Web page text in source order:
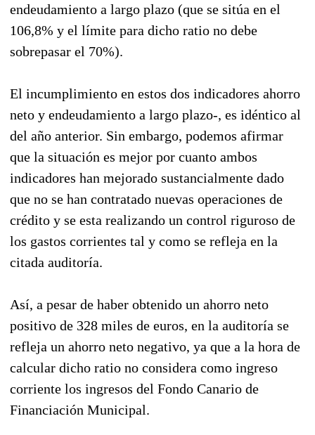
endeudamiento a largo plazo (que se sitúa en el
106,8% y el límite para dicho ratio no debe
sobrepasar el 70%).
El incumplimiento en estos dos indicadores ahorro
neto y endeudamiento a largo plazo-, es idéntico al
del año anterior. Sin embargo, podemos afirmar
que la situación es mejor por cuanto ambos
indicadores han mejorado sustancialmente dado
que no se han contratado nuevas operaciones de
crédito y se esta realizando un control riguroso de
los gastos corrientes tal y como se refleja en la
citada auditoría.
Así, a pesar de haber obtenido un ahorro neto
positivo de 328 miles de euros, en la auditoría se
refleja un ahorro neto negativo, ya que a la hora de
calcular dicho ratio no considera como ingreso
corriente los ingresos del Fondo Canario de
Financiación Municipal.